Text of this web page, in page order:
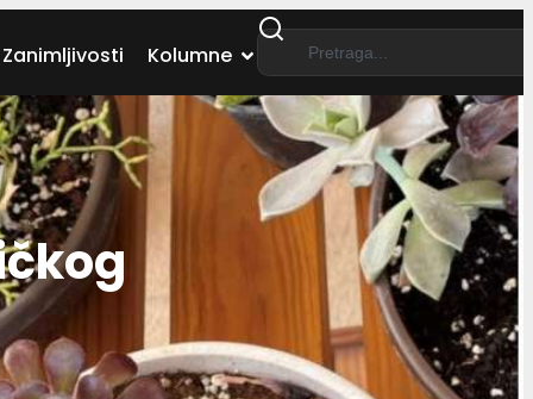
Zanimljivosti Kolumne